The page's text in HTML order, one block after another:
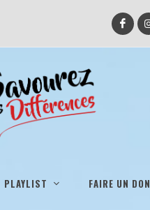
PLAYLIST FAIRE UN DON